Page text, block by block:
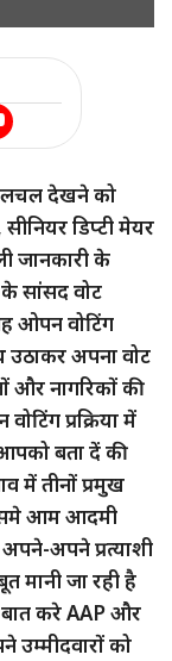
देखने को
डिप्टी मेयर
जानकारी के
सांसद वोट
ओपन वोटिंग
उठाकर अपना वोट
और नागरिकों की
प्रक्रिया में
आपको बता दें की
में तीनों प्रमुख
आम आदमी
अपने-अपने प्रत्याशी
मानी जा रही है
बात करे AAP और
उम्मीदवारों को